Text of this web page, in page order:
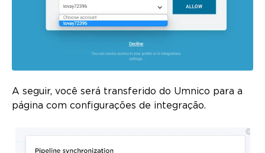
A seguir, você será transferido do Umnico para a
página com configurações de integração.